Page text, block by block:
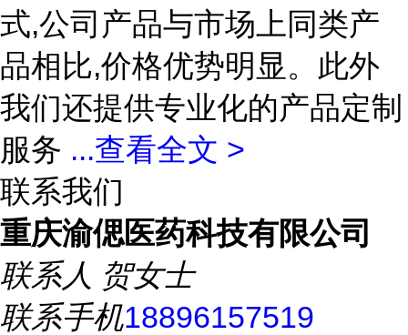
式,公司产品与市场上同类产
品相比,价格优势明显。此外
我们还提供专业化的产品定制
服务 ...查看全文 >
联系我们
重庆渝偲医药科技有限公司
联系人 贺女士
联系手机18896157519